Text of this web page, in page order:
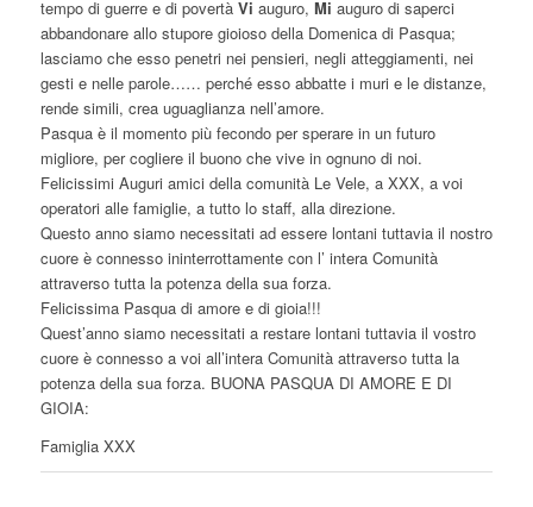
tempo di guerre e di povertà Vi auguro, Mi auguro di saperci
abbandonare allo stupore gioioso della Domenica di Pasqua;
lasciamo che esso penetri nei pensieri, negli atteggiamenti, nei
gesti e nelle parole…… perché esso abbatte i muri e le distanze,
rende simili, crea uguaglianza nell’amore.
Pasqua è il momento più fecondo per sperare in un futuro
migliore, per cogliere il buono che vive in ognuno di noi.
Felicissimi Auguri amici della comunità Le Vele, a XXX, a voi
operatori alle famiglie, a tutto lo staff, alla direzione.
Questo anno siamo necessitati ad essere lontani tuttavia il nostro
cuore è connesso ininterrottamente con l’ intera Comunità
attraverso tutta la potenza della sua forza.
Felicissima Pasqua di amore e di gioia!!!
Quest’anno siamo necessitati a restare lontani tuttavia il vostro
cuore è connesso a voi all’intera Comunità attraverso tutta la
potenza della sua forza. BUONA PASQUA DI AMORE E DI
GIOIA:
Famiglia XXX